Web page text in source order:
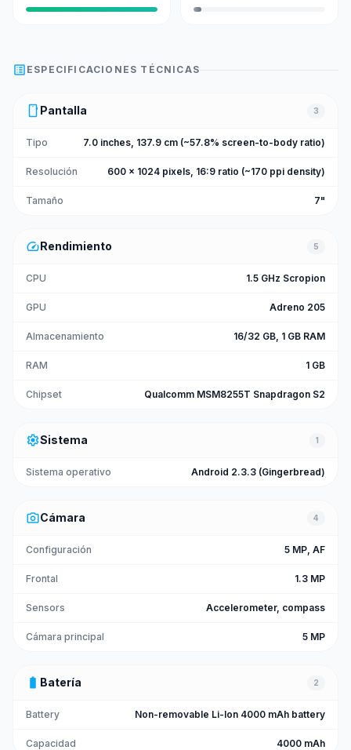
list_alt ESPECIFICACIONES TÉCNICAS
smartphone Pantalla 3
Tipo 7.0 inches, 137.9 cm (~57.8% screen-to-body ratio)
Resolución 600 x 1024 pixels, 16:9 ratio (~170 ppi density)
Tamaño 7"
speedRendimiento 5
CPU 1.5 GHz Scropion
GPU Adreno 205
Almacenamiento 16/32 GB, 1 GB RAM
RAM 1 GB
Chipset Qualcomm MSM8255T Snapdragon S2
settingsSistema 1
Sistema operativo Android 2.3.3 (Gingerbread)
photo_cameraCámara 4
Configuración 5 MP, AF
Frontal 1.3 MP
Sensors Accelerometer, compass
Cámara principal 5 MP
battery_full Batería 2
Battery Non-removable Li-Ion 4000 mAh battery
Capacidad 4000 mAh